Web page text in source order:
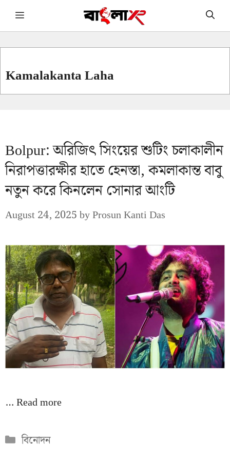
Skip Menu
Kamalakanta Laha
Bolpur: অরিজিৎ সিংয়ের শুটিং চলাকালীন
নিরাপত্তারক্ষীর হাতে হেনস্তা, কমলাকান্ত বাবু
নতুন করে কিনলেন সোনার আংটি
August 24, 2025byProsun Kanti Das
…Read more
Categories
বিনোদন